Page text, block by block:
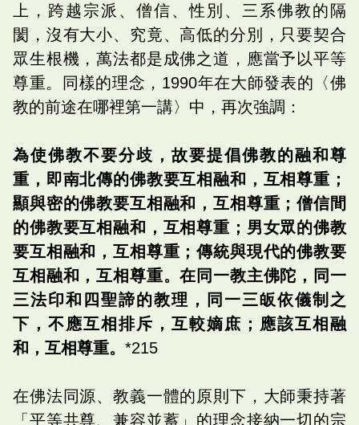
上，跨越宗派、僧信、性別、三系佛教的隔
閡，沒有大小、究竟、高低的分別，只要契合
眾生根機，萬法都是成佛之道，應當予以平等
尊重。同樣的理念，1990年在大師發表的〈佛
教的前途在哪裡第一講〉中，再次強調：
為使佛教不要分歧，故要提倡佛教的融和尊
重，即南北傳的佛教要互相融和，互相尊重；
顯與密的佛教要互相融和，互相尊重；僧信間
的佛教要互相融和，互相尊重；男女眾的佛教
要互相融和，互相尊重；傳統與現代的佛教要
互相融和，互相尊重。在同一教主佛陀，同一
三法印和四聖諦的教理，同一三皈依儀制之
下，不應互相排斥，互較嫡庶；應該互相融
和，互相尊重。 *215
在佛法同源、教義一體的原則下，大師秉持著
「平等共尊、兼容並蓄」的理念接納一切的宗